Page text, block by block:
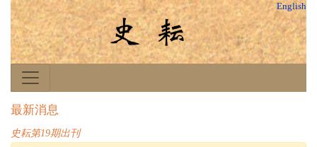
English
最新消息
史耘第19期出刊